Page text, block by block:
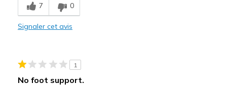
Comfortable
Casual Wear
7 0
Signaler cet avis
1
No foot support.